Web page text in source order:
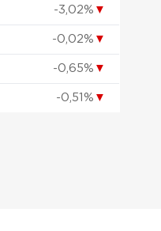
-3,02% ▼
-0,02% ▼
-0,65% ▼
-0,51% ▼